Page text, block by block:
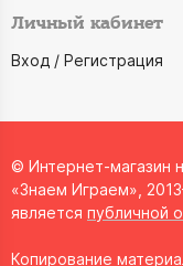
Личный кабинет
Вход / Регистрация
© Интернет-магазин
«Знаем Играем»,
является публичной
Копирование